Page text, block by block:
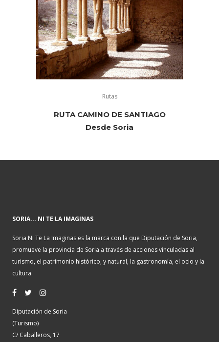
Rutas
RUTA CAMINO DE SANTIAGO
Desde Soria
SORIA... NI TE LA IMAGINAS
Soria Ni Te La Imaginas es la marca con la que Diputación de Soria,
promueve la provincia de Soria a través de acciones vinculadas al
turismo, el patrimonio histórico, y natural, la gastronomía, el ocio y la
cultura.
Diputación de Soria
(Turismo)
C/ Caballeros, 17